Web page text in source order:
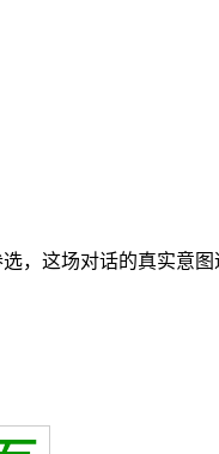
选，这场对话的真实